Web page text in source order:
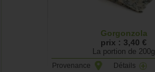
Gorgonzola
prix : 3,40 €
La portion de 200g
Provenance Détails